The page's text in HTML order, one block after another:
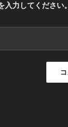
入力してください。